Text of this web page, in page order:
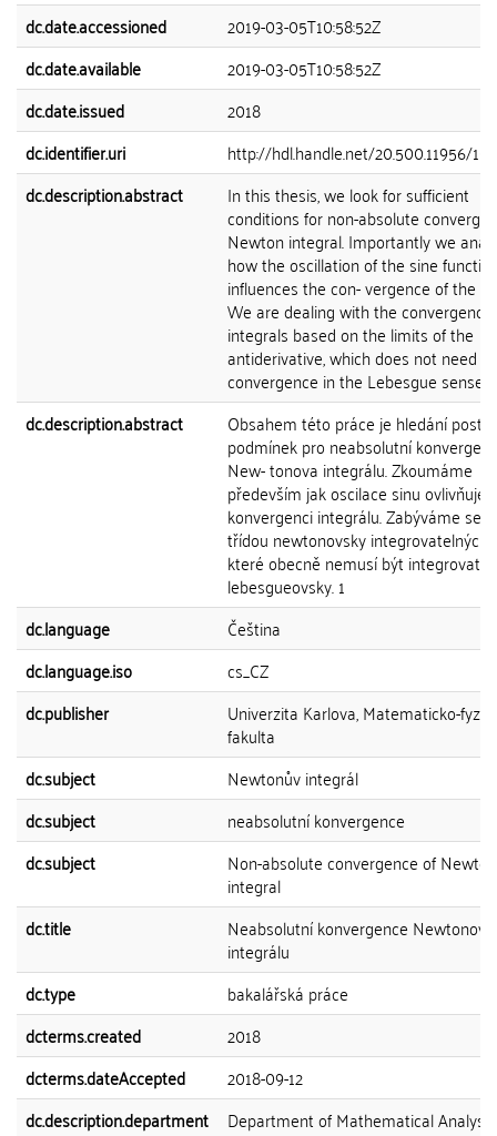
dc.date.accessioned
2019-03-05T10:58:52Z
dc.date.available
2019-03-05T10:58:52Z
dc.date.issued
2018
dc.identifier.uri
http://hdl.handle.net/20.500.11956/
dc.description.abstract
In this thesis, we look for sufficient
conditions for non-absolute
Newton integral. Importantly we
how the oscillation of the sine
influences the con- vergence of the
We are dealing with the
integrals based on the limits of the
antiderivative, which does not need to
convergence in the Lebesgue sense. 1
dc.description.abstract
Obsahem této práce je hledání
podmínek pro neabsolutní
New- tonova integrálu. Zkoumáme
především jak oscilace sinu ovlivňuje
konvergenci integrálu. Zabýváme se
třídou newtonovsky integrovatelných
které obecně nemusí být
lebesgueovsky. 1
dc.language
Čeština
dc.language.iso
cs_CZ
dc.publisher
Univerzita Karlova, Matematicko-
fakulta
dc.subject
Newtonův integrál
dc.subject
neabsolutní konvergence
dc.subject
Non-absolute convergence of Newton
integral
dc.title
Neabsolutní konvergence Newtonova
integrálu
dc.type
bakalářská práce
dcterms.created
2018
dcterms.dateAccepted
2018-09-12
dc.description.department
Department of Mathematical Analysis